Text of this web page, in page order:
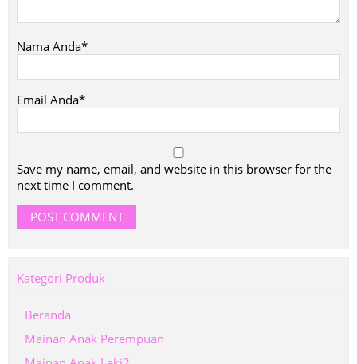
Nama Anda*
Email Anda*
Save my name, email, and website in this browser for the
next time I comment.
Kategori Produk
Beranda
Mainan Anak Perempuan